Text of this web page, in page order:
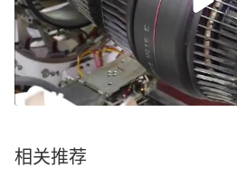
相关推荐